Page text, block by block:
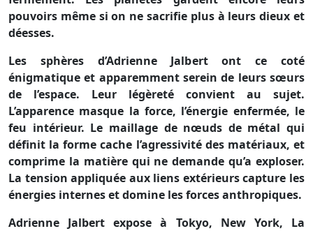
pouvoirs même si on ne sacrifie plus à leurs dieux et
déesses.
Les sphères d’Adrienne Jalbert ont ce coté
énigmatique et apparemment serein de leurs sœurs
de l’espace. Leur légèreté convient au sujet.
L’apparence masque la force, l’énergie enfermée, le
feu intérieur. Le maillage de nœuds de métal qui
définit la forme cache l’agressivité des matériaux, et
comprime la matière qui ne demande qu’a exploser.
La tension appliquée aux liens extérieurs capture les
énergies internes et domine les forces anthropiques.
Adrienne Jalbert expose à Tokyo, New York, La